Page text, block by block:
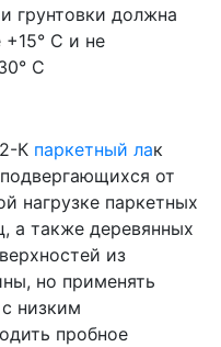
грунтовки должна
С и не
C
К паркетный лак
от
нагрузке паркетных
а также деревянных
из
но применять
низким
пробное